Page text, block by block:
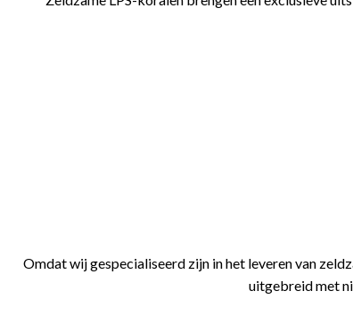
Omdat wij gespecialiseerd zijn in het leveren van
uitgebreid met